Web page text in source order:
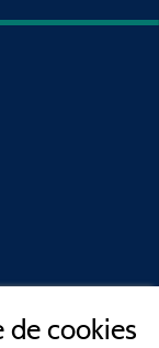
de cookies